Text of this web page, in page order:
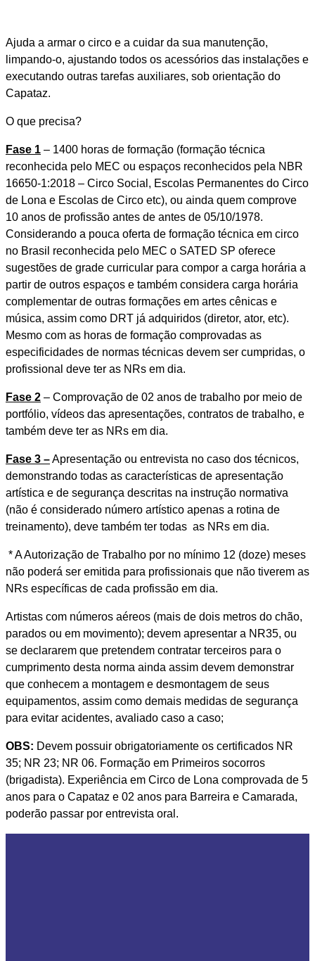
Ajuda a armar o circo e a cuidar da sua manutenção,
limpando-o, ajustando todos os acessórios das instalações e
executando outras tarefas auxiliares, sob orientação do
Capataz.
O que precisa?
Fase 1 – 1400 horas de formação (formação técnica
reconhecida pelo MEC ou espaços reconhecidos pela NBR
16650-1:2018 – Circo Social, Escolas Permanentes do Circo
de Lona e Escolas de Circo etc), ou ainda quem comprove
10 anos de profissão antes de antes de 05/10/1978.
Considerando a pouca oferta de formação técnica em circo
no Brasil reconhecida pelo MEC o SATED SP oferece
sugestões de grade curricular para compor a carga horária a
partir de outros espaços e também considera carga horária
complementar de outras formações em artes cênicas e
música, assim como DRT já adquiridos (diretor, ator, etc).
Mesmo com as horas de formação comprovadas as
especificidades de normas técnicas devem ser cumpridas, o
profissional deve ter as NRs em dia.
Fase 2 – Comprovação de 02 anos de trabalho por meio de
portfólio, vídeos das apresentações, contratos de trabalho, e
também deve ter as NRs em dia.
Fase 3 –Apresentação ou entrevista no caso dos técnicos,
demonstrando todas as características de apresentação
artística e de segurança descritas na instrução normativa
(não é considerado número artístico apenas a rotina de
treinamento), deve também ter todas as NRs em dia.
* A Autorização de Trabalho por no mínimo 12 (doze) meses
não poderá ser emitida para profissionais que não tiverem as
NRs específicas de cada profissão em dia.
Artistas com números aéreos (mais de dois metros do chão,
parados ou em movimento); devem apresentar a NR35, ou
se declararem que pretendem contratar terceiros para o
cumprimento desta norma ainda assim devem demonstrar
que conhecem a montagem e desmontagem de seus
equipamentos, assim como demais medidas de segurança
para evitar acidentes, avaliado caso a caso;
OBS: Devem possuir obrigatoriamente os certificados NR
35; NR 23; NR 06. Formação em Primeiros socorros
(brigadista). Experiência em Circo de Lona comprovada de 5
anos para o Capataz e 02 anos para Barreira e Camarada,
poderão passar por entrevista oral.